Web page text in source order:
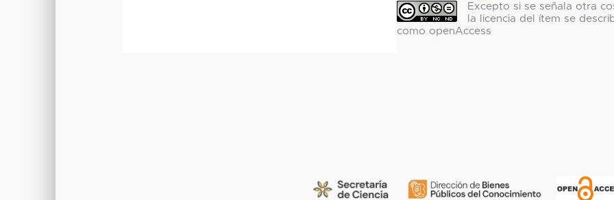
Excepto si se señala otra
la licencia del ítem se
como openAccess